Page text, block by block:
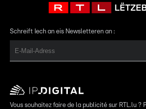
Schreift Iech an eis Newsletteren an :
Vous souhaitez faire de la publicité sur RTL.lu ?